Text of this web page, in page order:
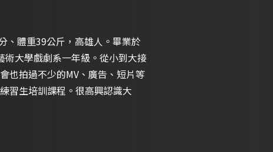
、體重39公斤，高雄人。畢業於
大學戲劇系一年級。從小到大接
也拍過不少的MV、廣告、短片等
習生培訓課程。很高興認識大